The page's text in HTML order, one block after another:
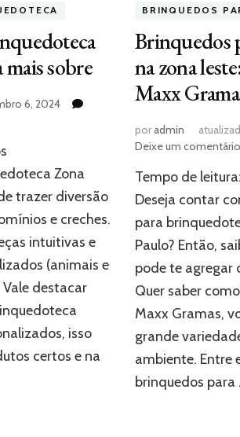
sobre
6, 2024
Zona
trazer diversão
e creches.
intuitivas e
(animais e
destacar
isso
certos e na
BRINQUEDOS
Brinquedos
na zona
Maxx
poradmin
Deixe um comentário
Tempo de leitura:
Deseja contar
para
Paulo? Então,
pode te agregar
Quer saber
Maxx Gramas,
grande
ambiente. Entre
brinquedos para